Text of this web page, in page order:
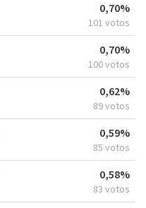
0,70%
101 votos
0,70%
100 votos
0,62%
89 votos
0,59%
85 votos
0,58%
83 votos